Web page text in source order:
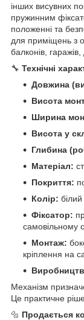
інших висувних
пружинним
положенні та
для приміщень з
балконів,
🔧 Технічні
Довжина
Висота
Ширина
Висота у
Глибина
Матеріал:
Покриття:
Колір: білий
Фіксатор:
самовільному
Монтаж:
кріплення на
Механізм
Це практичне
🔩 Продається